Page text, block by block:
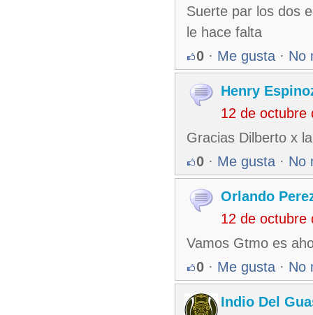
Suerte par los dos
le hace falta
0 · Me gusta · No
Henry
12 de octubre
Gracias Dilberto x
0 · Me gusta · No
Orlando
12 de octubre
Vamos Gtmo es
0 · Me gusta · No
Indio Del